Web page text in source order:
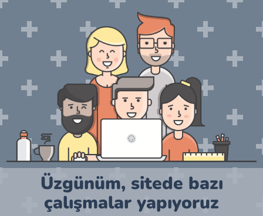
Üzgünüm, sitede bazı
çalışmalar yapıyoruz